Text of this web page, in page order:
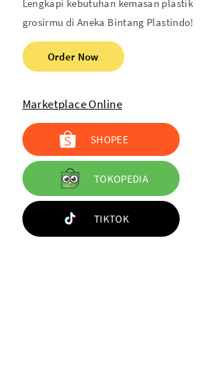
Lengkapi kebutuhan kemasan plastik
grosirmu di Aneka Bintang Plastindo!
Order Now
Marketplace Online
SHOPEE
TOKOPEDIA
TIKTOK